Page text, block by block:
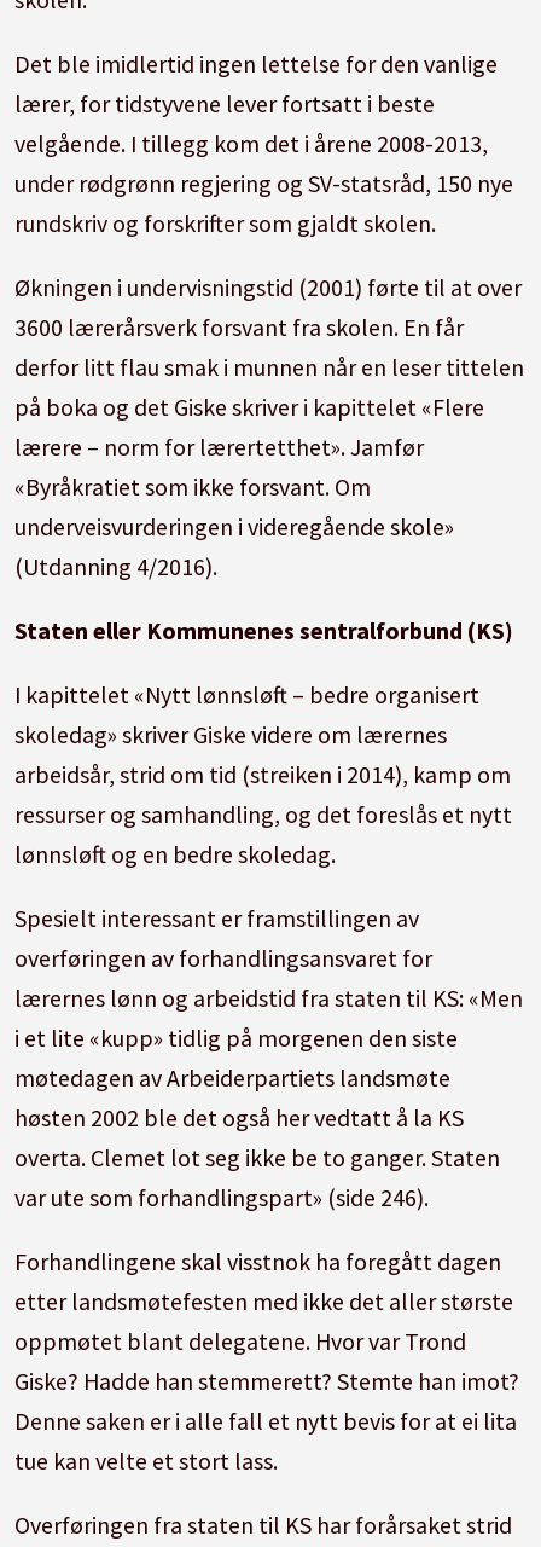
Det ble imidlertid ingen lettelse for den vanlige
lærer, for tidstyvene lever fortsatt i beste
velgående. I tillegg kom det i årene 2008-2013,
under rødgrønn regjering og SV-statsråd, 150 nye
rundskriv og forskrifter som gjaldt skolen.
Økningen i undervisningstid (2001) førte til at over
3600 lærerårsverk forsvant fra skolen. En får
derfor litt flau smak i munnen når en leser tittelen
på boka og det Giske skriver i kapittelet «Flere
lærere – norm for lærertetthet». Jamfør
«Byråkratiet som ikke forsvant. Om
underveisvurderingen i videregående skole»
(Utdanning 4/2016).
Staten eller Kommunenes sentralforbund (KS)
I kapittelet «Nytt lønnsløft – bedre organisert
skoledag» skriver Giske videre om lærernes
arbeidsår, strid om tid (streiken i 2014), kamp om
ressurser og samhandling, og det foreslås et nytt
lønnsløft og en bedre skoledag.
Spesielt interessant er framstillingen av
overføringen av forhandlingsansvaret for
lærernes lønn og arbeidstid fra staten til KS: «Men
i et lite «kupp» tidlig på morgenen den siste
møtedagen av Arbeiderpartiets landsmøte
høsten 2002 ble det også her vedtatt å la KS
overta. Clemet lot seg ikke be to ganger. Staten
var ute som forhandlingspart» (side 246).
Forhandlingene skal visstnok ha foregått dagen
etter landsmøtefesten med ikke det aller største
oppmøtet blant delegatene. Hvor var Trond
Giske? Hadde han stemmerett? Stemte han imot?
Denne saken er i alle fall et nytt bevis for at ei lita
tue kan velte et stort lass.
Overføringen fra staten til KS har forårsaket strid